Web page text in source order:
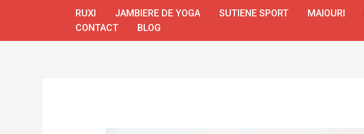
RUXI JAMBIERE DE YOGA SUTIENE SPORT MAIOURI
CONTACT
BLOG